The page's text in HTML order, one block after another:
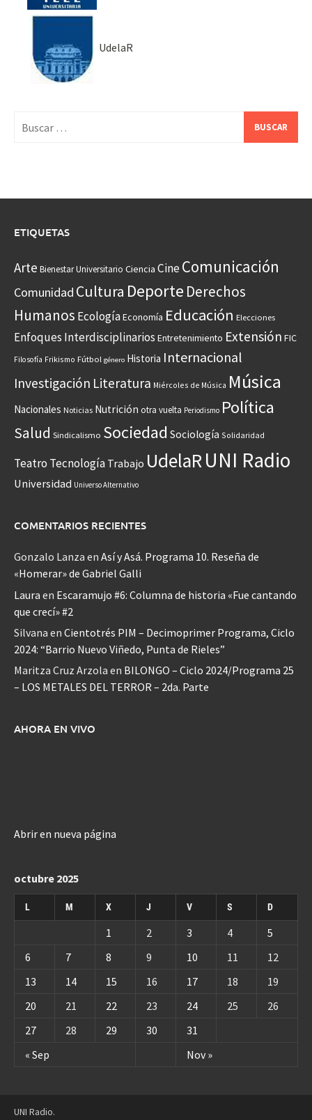
UdelaR
ETIQUETAS
Arte Bienestar Universitario Ciencia CineComunicación
Comunidad Cultura Deporte Derechos
Humanos EcologíaEconomía Educación Elecciones
Enfoques Interdisciplinarios Entretenimiento Extensión FIC
Filosofía Frikismo Fútbol género Historia Internacional
Investigación Literatura Miércoles de Música Música
Nacionales Noticias Nutrición otra vuelta Periodismo Política
Salud Sindicalismo Sociedad Sociología Solidaridad
Teatro Tecnología Trabajo UdelaRUNI Radio
Universidad Universo Alternativo
COMENTARIOS RECIENTES
Gonzalo Lanza en Así y Asá. Programa 10. Reseña de
«Homerar» de Gabriel Galli
Laura en Escaramujo #6: Columna de historia «Fue cantando
que crecí» #2
Silvana en Cientotrés PIM – Decimoprimer Programa, Ciclo
2024: “Barrio Nuevo Viñedo, Punta de Rieles”
Maritza Cruz Arzola en BILONGO – Ciclo 2024/Programa 25
– LOS METALES DEL TERROR – 2da. Parte
AHORA EN VIVO
Abrir en nueva página
octubre 2025
L M X J V S D
« Sep Nov »
1 2 3 4
5
6
7 8 9 10 11
12
13
14 15 16 17 18
19
20
21 22 23 24 25
26
27
28 29 30 31
UNI Radio.